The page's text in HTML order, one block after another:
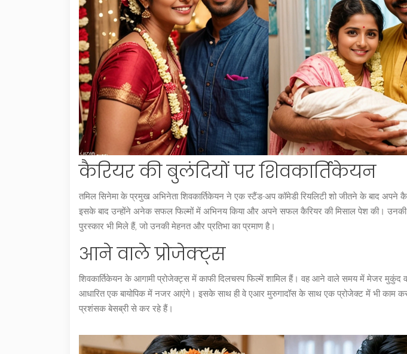
कैरियर की बुलंदियों पर शिवकार्तिकेयन
तमिल सिनेमा के प्रमुख अभिनेता शिवकार्तिकेयन ने एक स्टैंड-अप कॉमेडी रियलिटी शो जीतने के बाद अपने
इसके बाद उन्होंने अनेक सफल फिल्मों में अभिनय किया और अपने सफल कैरियर की मिसाल पेश की। उनकी
पुरस्कार भी मिले हैं, जो उनकी मेहनत और प्रतिभा का प्रमाण है।
आने वाले प्रोजेक्ट्स
शिवकार्तिकेयन के आगामी प्रोजेक्ट्स में काफी दिलचस्प फिल्में शामिल हैं। वह आने वाले समय में मेजर मुकुंद
आधारित एक बायोपिक में नजर आएंगे। इसके साथ ही वे एआर मुरुगादॉस के साथ एक प्रोजेक्ट में भी काम
प्रशंसक बेसब्री से कर रहे हैं।